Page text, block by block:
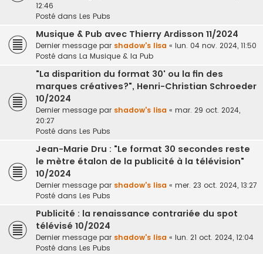
12:46
Posté dans Les Pubs
Musique & Pub avec Thierry Ardisson 11/2024
Dernier message par shadow's lisa « lun. 04 nov. 2024, 11:50
Posté dans La Musique & la Pub
"La disparition du format 30' ou la fin des
marques créatives?", Henri-Christian Schroeder
10/2024
Dernier message par shadow's lisa « mar. 29 oct. 2024,
20:27
Posté dans Les Pubs
Jean-Marie Dru : "Le format 30 secondes reste
le mètre étalon de la publicité à la télévision"
10/2024
Dernier message par shadow's lisa « mer. 23 oct. 2024, 13:27
Posté dans Les Pubs
Publicité : la renaissance contrariée du spot
télévisé 10/2024
Dernier message par shadow's lisa « lun. 21 oct. 2024, 12:04
Posté dans Les Pubs